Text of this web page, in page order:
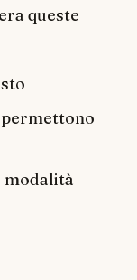
queste
modalità